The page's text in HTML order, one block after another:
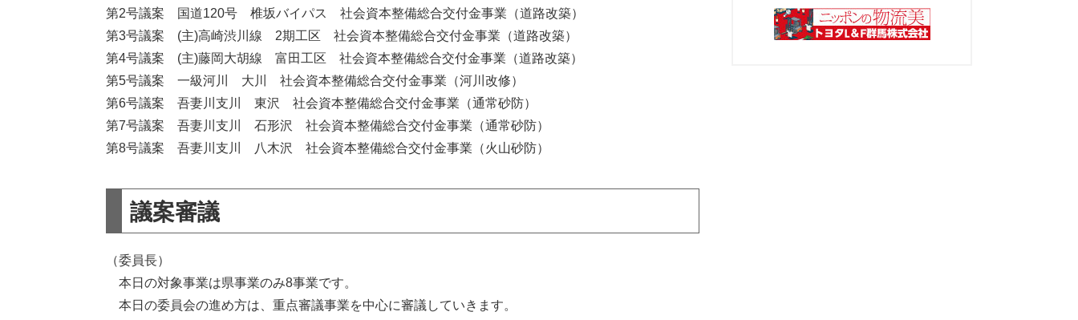
第2号議案 国道120号 椎坂バイパス 社会資本整備総合交付金事業（道路改築）
第3号議案 (主)高崎渋川線 2期工区 社会資本整備総合交付金事業（道路改築）
第4号議案 (主)藤岡大胡線 富田工区 社会資本整備総合交付金事業（道路改築）
第5号議案 一級河川 大川 社会資本整備総合交付金事業（河川改修）
第6号議案 吾妻川支川 東沢 社会資本整備総合交付金事業（通常砂防）
第7号議案 吾妻川支川 石形沢 社会資本整備総合交付金事業（通常砂防）
第8号議案 吾妻川支川 八木沢 社会資本整備総合交付金事業（火山砂防）
議案審議
（委員長）
本日の対象事業は県事業のみ8事業です。
本日の委員会の進め方は、重点審議事業を中心に審議していきます。